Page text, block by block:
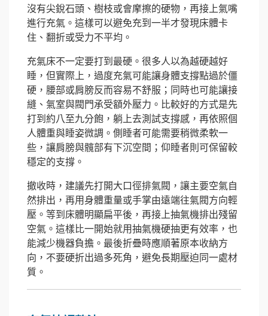
沒有尖銳石頭、樹枝或會摩擦的硬物，再接上氣嘴
進行充氣。這樣可以避免充到一半才發現床體卡
住、翻折或受力不平均。
充氣床不一定要打到最硬。很多人以為越硬越好
睡，但實際上，過度充氣可能讓身體支撐點過於僵
硬，腰部或肩膀反而容易不舒服；同時也可能讓接
縫、氣室與閥門承受額外壓力。比較好的方式是先
打到約八至九分飽，躺上去測試支撐感，再依照個
人體重與睡姿微調。側睡者可能需要稍微柔軟一
些，讓肩膀與髖部有下沉空間；仰睡者則可保留較
穩定的支撐。
撤收時，建議先打開大口徑排氣閥，讓主要空氣自
然排出，再用身體重量或手掌由遠端往氣閥方向輕
壓。等到床體明顯扁平後，再接上抽氣機排出殘留
空氣。這樣比一開始就用抽氣機硬抽更有效率，也
能減少機器負擔。最後折疊時應順著原本收納方
向，不要硬折出過多死角，避免長期壓迫同一處材
質。